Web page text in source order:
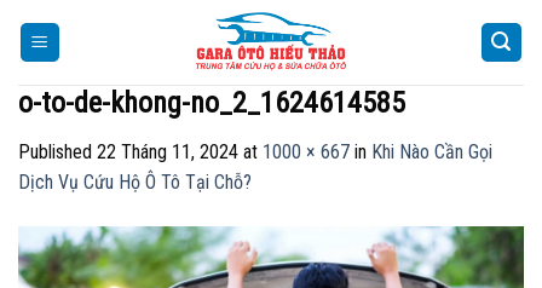
o-to-de-khong-no_2_1624614585
Published 22 Tháng 11, 2024 at 1000 × 667 in Khi Nào Cần Gọi
Dịch Vụ Cứu Hộ Ô Tô Tại Chỗ?